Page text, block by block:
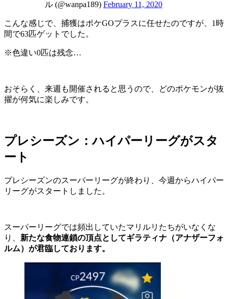
ル (@wanpa189) February 11, 2020
こんな感じで、捕獲はポケGOプラスに任せたのですが、1時
間で63匹ゲットでした。
※色違い0匹は残念…
おそらく、来週も開催されると思うので、どのポケモンが抜
擢が何気に楽しみです。
プレシーズン：ハイパーリーグがスタ
ート
プレシーズンのスーパーリーグが終わり、今週からハイパー
リーグがスタートしました。
スーパーリーグでは頻出していたマリルリたちがいなくな
り、 新たな食物連鎖の頂点としてギラティナ（アナザーフォ
ルム）が君臨しております。